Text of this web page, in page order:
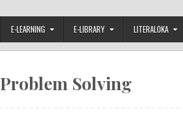
E-LEARNING E-LIBRARY LITERALOKA
Problem Solving